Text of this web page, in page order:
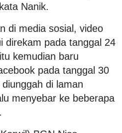
Nanik.
di media sosial, video
direkam pada tanggal 24
kemudian baru
pada tanggal 30
di laman
menyebar ke beberapa